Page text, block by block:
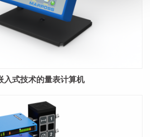
式技术的量表计算机